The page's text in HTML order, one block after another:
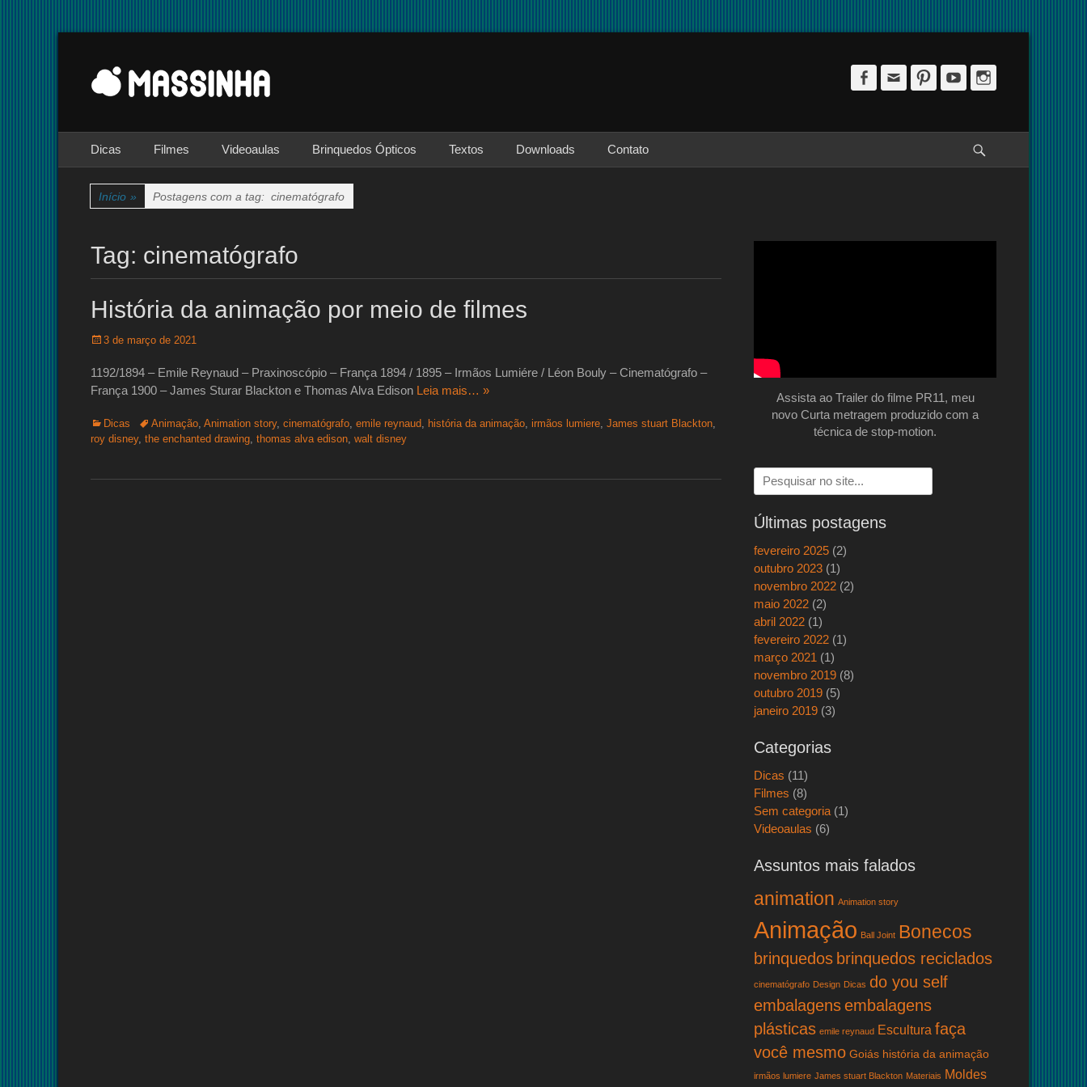
massinha
Site dedicado à técnica de stop-motion Facebook
Email PinterestYouTube
Menu principal
para
conteúdo
Dicas Filmes Videoaulas Brinquedos Ópticos Textos Downloads Contato
Início » Postagens com a tag: cinematógrafo
Tag: cinematógrafo
História da animação por meio de filmes
Posted
3 de março de 2021
1192/1894 – Emile Reynaud – Praxinoscópio – França 1894 / 1895 – Irmãos Lumiére / Léon Bouly – Cinematógrafo –
França 1900 – James Sturar Blackton e Thomas Alva Edison Leia mais… »
Categorias:
Dicas Tags:Animação, Animation story, cinematógrafo, emile reynaud, história da animação, irmãos lumiere, James stuart Blackton,
roy disney, the enchanted drawing, thomas alva edison, walt disney
Assista ao Trailer do filme PR11, meu
novo Curta metragem produzido com a
técnica de stop-motion.
Pesquisar
por:
Últimas postagens
fevereiro 2025 (2)
outubro 2023 (1)
novembro 2022 (2)
maio 2022 (2)
abril 2022 (1)
fevereiro 2022 (1)
março 2021 (1)
novembro 2019 (8)
outubro 2019 (5)
janeiro 2019 (3)
Categorias
Dicas (11)
Filmes (8)
Sem categoria (1)
Videoaulas (6)
Assuntos mais falados
animation Animation story
Animação Ball Joint Bonecos
brinquedos brinquedos reciclados
cinematógrafo Design Dicas do you self
embalagensembalagens
plásticas emile reynaud Escultura faça
você mesmo Goiás história da animação
irmãos lumiere James stuart Blackton Materiais Moldes